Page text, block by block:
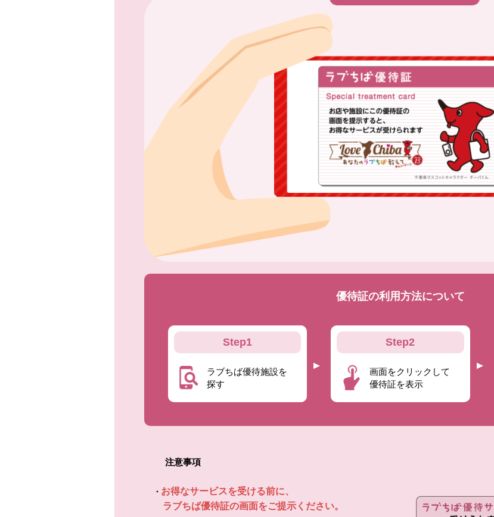
優待証の利用方法について
Step1
ラブちば優待施設を
探す
Step2
画面をクリックして
優待証を表示
注意事項
・ お得なサービスを受ける前に、
ラブちば優待証の画面をご提示ください。